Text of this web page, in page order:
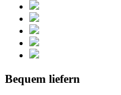
Bequem liefern